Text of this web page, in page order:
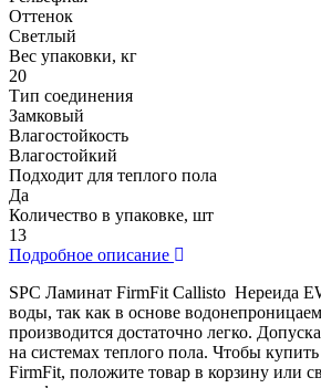
Оттенок
Светлый
Вес упаковки, кг
20
Тип соединения
Замковый
Влагостойкость
Влагостойкий
Подходит для теплого пола
Да
Количество в упаковке, шт
13
Подробное описание
SPC Ламинат FirmFit Callisto Нереида
воды, так как в основе
производится достаточно легко.
на системах теплого пола. Чтобы
FirmFit, положите товар в корзину или